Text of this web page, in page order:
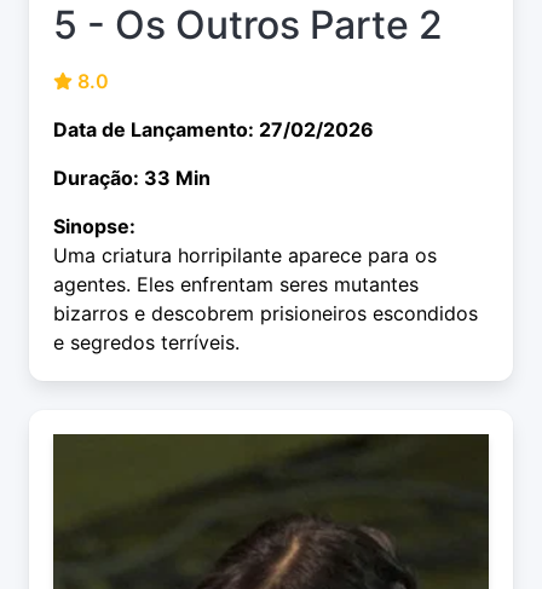
5 - Os Outros Parte 2
8.0
Data de Lançamento: 27/02/2026
Duração: 33 Min
Sinopse:
Uma criatura horripilante aparece para os
agentes. Eles enfrentam seres mutantes
bizarros e descobrem prisioneiros escondidos
e segredos terríveis.